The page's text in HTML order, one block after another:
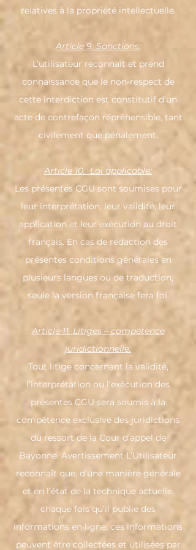
relatives à la propriété intellectuelle.
Article 9. Sanctions:
L’utilisateur reconnaît et prend
connaissance que le non-respect de
cette interdiction est constitutif d’un
acte de contrefaçon répréhensible, tant
civilement que pénalement.
Article 10. Loi applicable:
Les présentes CGU sont soumises pour
leur interprétation, leur validité, leur
application et leur exécution au droit
français. En cas de rédaction des
présentes conditions générales en
plusieurs langues ou de traduction,
seule la version française fera foi.
Article 11. Litiges – compétence
juridictionnelle:
Tout litige concernant la validité,
l’interprétation ou l’exécution des
présentes CGU sera soumis à la
compétence exclusive des juridictions
du ressort de la Cour d’appel de
Bayonne. Avertissement L’Utilisateur
reconnaît que, d’une manière générale
et en l’état de la technique actuelle,
chaque fois qu’il publie des
informations en ligne, ces informations
peuvent être collectées et utilisées par